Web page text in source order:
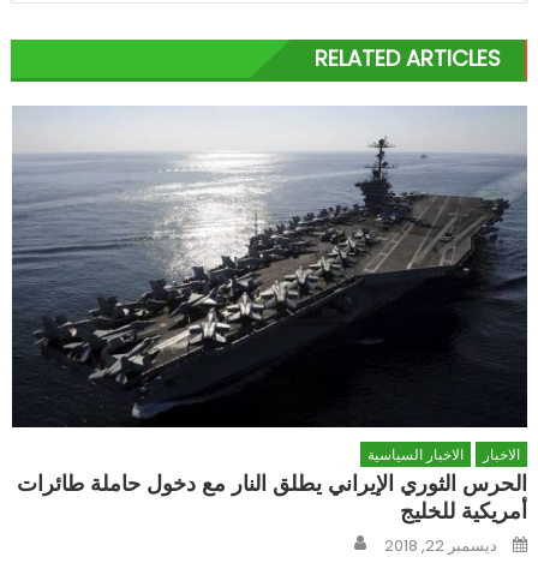
RELATED ARTICLES
الاخبار الاخبار السياسية
الحرس الثوري الإيراني يطلق النار مع دخول حاملة طائرات
أمريكية للخليج
Posted
onديسمبر 22, 2018